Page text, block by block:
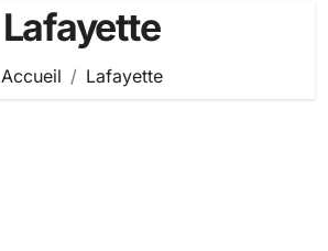
Lafayette
Accueil Lafayette